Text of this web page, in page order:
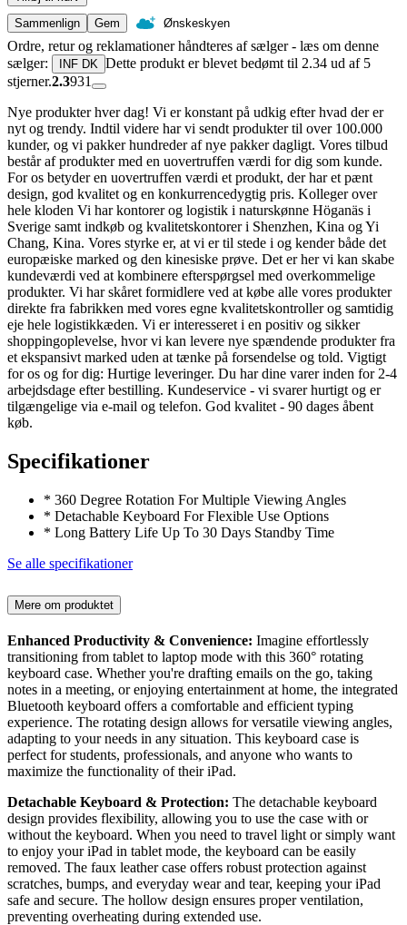
Sammenlign
Gem Ønskeskyen
Ordre, retur og reklamationer håndteres af sælger - læs om denne
sælger:
INF DK Dette produkt er blevet bedømt til 2.34 ud af 5
stjerner.2.3931
Nye produkter hver dag! Vi er konstant på udkig efter hvad der er
nyt og trendy. Indtil videre har vi sendt produkter til over 100.000
kunder, og vi pakker hundreder af nye pakker dagligt. Vores tilbud
består af produkter med en uovertruffen værdi for dig som kunde.
For os betyder en uovertruffen værdi et produkt, der har et pænt
design, god kvalitet og en konkurrencedygtig pris. Kolleger over
hele kloden Vi har kontorer og logistik i naturskønne Höganäs i
Sverige samt indkøb og kvalitetskontorer i Shenzhen, Kina og Yi
Chang, Kina. Vores styrke er, at vi er til stede i og kender både det
europæiske marked og den kinesiske prøve. Det er her vi kan skabe
kundeværdi ved at kombinere efterspørgsel med overkommelige
produkter. Vi har skåret formidlere ved at købe alle vores produkter
direkte fra fabrikken med vores egne kvalitetskontroller og samtidig
eje hele logistikkæden. Vi er interesseret i en positiv og sikker
shoppingoplevelse, hvor vi kan levere nye spændende produkter fra
et ekspansivt marked uden at tænke på forsendelse og told. Vigtigt
for os og for dig: Hurtige leveringer. Du har dine varer inden for 2-4
arbejdsdage efter bestilling. Kundeservice - vi svarer hurtigt og er
tilgængelige via e-mail og telefon. God kvalitet - 90 dages åbent
køb.
Specifikationer
* 360 Degree Rotation For Multiple Viewing Angles
* Detachable Keyboard For Flexible Use Options
* Long Battery Life Up To 30 Days Standby Time
Se alle specifikationer
Mere om produktet
Enhanced Productivity & Convenience: Imagine effortlessly
transitioning from tablet to laptop mode with this 360° rotating
keyboard case. Whether you're drafting emails on the go, taking
notes in a meeting, or enjoying entertainment at home, the integrated
Bluetooth keyboard offers a comfortable and efficient typing
experience. The rotating design allows for versatile viewing angles,
adapting to your needs in any situation. This keyboard case is
perfect for students, professionals, and anyone who wants to
maximize the functionality of their iPad.
Detachable Keyboard & Protection: The detachable keyboard
design provides flexibility, allowing you to use the case with or
without the keyboard. When you need to travel light or simply want
to enjoy your iPad in tablet mode, the keyboard can be easily
removed. The faux leather case offers robust protection against
scratches, bumps, and everyday wear and tear, keeping your iPad
safe and secure. The hollow design ensures proper ventilation,
preventing overheating during extended use.